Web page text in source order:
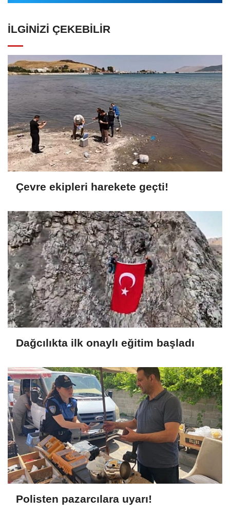
İLGINIZI ÇEKEBILIR
Çevre ekipleri harekete geçti!
Dağcılıkta ilk onaylı eğitim başladı
Polisten pazarcılara uyarı!